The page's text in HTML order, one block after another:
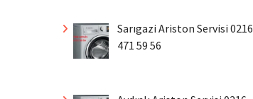
Sarıgazi Ariston Servisi 0216
471 59 56